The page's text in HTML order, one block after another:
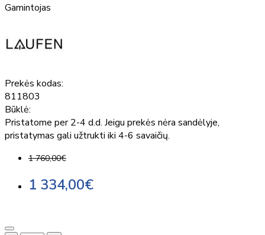
Gamintojas
Prekės kodas:
811803
Būklė:
Pristatome per 2-4 d.d. Jeigu prekės nėra sandėlyje,
pristatymas gali užtrukti iki 4-6 savaičių.
1 760,00€
1 334,00€